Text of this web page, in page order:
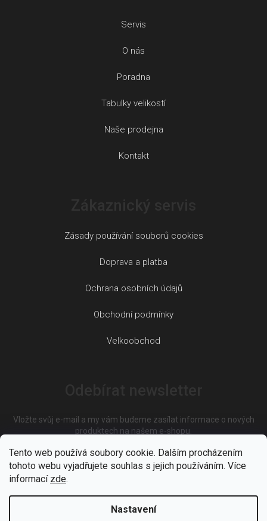
Tento web používá soubory cookie. Dalším procházením
tohoto webu vyjadřujete souhlas s jejich používáním. Více
informací zde.
Nastavení
Servis
O nás
Poradna
Tabulky velikostí
Naše prodejna
Kontakt
Zásady používání souborů cookies
Doprava a platba
Ochrana osobních údajů
Obchodní podmínky
Velkoobchod
Vložte svůj e-mail a my vám budeme zasílat informace o nových
produktech na našem e-shopu.
E-mail
Vložením e-mailu souhlasíte spodmínkami ochrany osobních